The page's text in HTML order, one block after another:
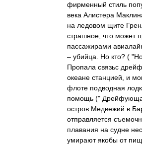
фирменный стиль
века Алистера
на ледовом щите
страшное, что может
пассажирами
– убийца. Но кто? (
Пропала связьс
океане станцией, и
флоте подводная
помощь ("
остров Медвежий в
отправляется
плавания на судне
умирают якобы от